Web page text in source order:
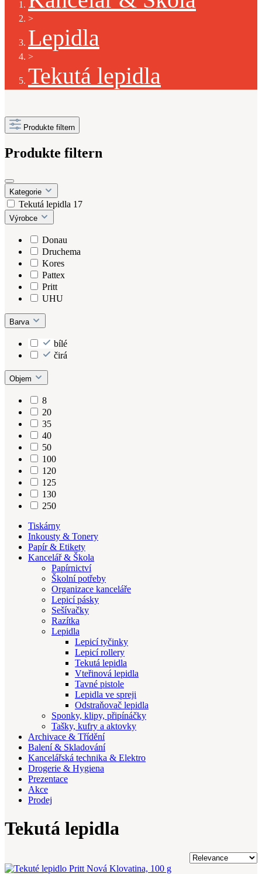
>
Lepidla
>
Tekutá lepidla
Produkte filtern
Produkte filtern
Kategorie
Tekutá lepidla 17
Výrobce
Donau
Druchema
Kores
Pattex
Pritt
UHU
Barva
bílé
čirá
Objem
8
20
35
40
50
100
120
125
130
250
Tiskárny
Inkousty & Tonery
Papír & Etikety
Kancelář & Škola
Papírnictví
Školní potřeby
Organizace kanceláře
Lepicí pásky
Sešívačky
Razítka
Lepidla
Lepicí tyčinky
Lepicí rollery
Tekutá lepidla
Vteřinová lepidla
Tavné pistole
Lepidla ve spreji
Odstraňovač lepidla
Sponky, klipy, připínáčky
Tašky, kufry a aktovky
Archivace & Třídění
Balení & Skladování
Kancelářská technika & Elektro
Drogerie & Hygiena
Prezentace
Akce
Prodej
Tekutá lepidla